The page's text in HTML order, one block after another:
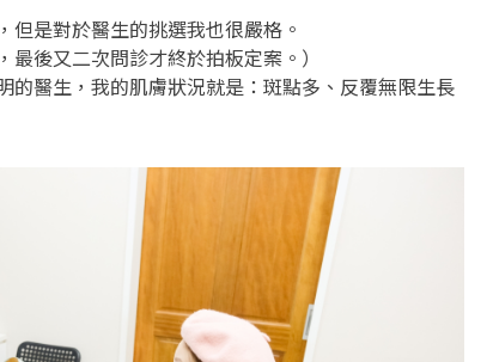
是對於醫生的挑選我也很嚴格。
最後又二次問診才終於拍板定案。）
的醫生，我的肌膚狀況就是：斑點多、反覆無限生長